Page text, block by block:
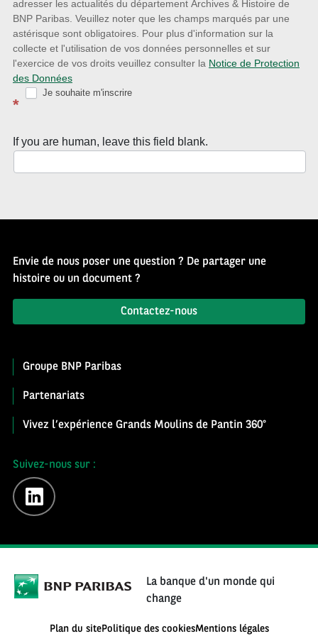
la
Newsletter
Source
d’Histoire
adresser les actualités du département Archives & Histoire de
BNP Paribas. Veuillez noter que les champs marqués par une
astérisque sont obligatoires. Pour plus d'information sur la
collecte et l'utilisation de vos données personnelles et sur
l'exercice de vos droits veuillez consulter la Notice de Protection
des Données
*
Je souhaite m'inscrire
If you are human, leave this field blank.
Envie de nous poser une question ? De partager une
histoire ou un document ?
Contactez-nous
Groupe BNP Paribas
Partenariats
Vivez l’expérience Grands Moulins de Pantin 360°
Suivez-nous sur :
linkedin
La banque d'un monde qui
change
Plan du sitePolitique des cookiesMentions légales